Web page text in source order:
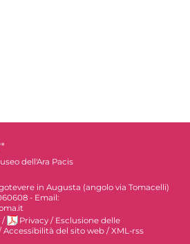
dell'Ara Pacis
in Augusta (angolo via Tomacelli)
- Email:
/ Privacy / Esclusione delle
Accessibilità del sito web / XML-rss